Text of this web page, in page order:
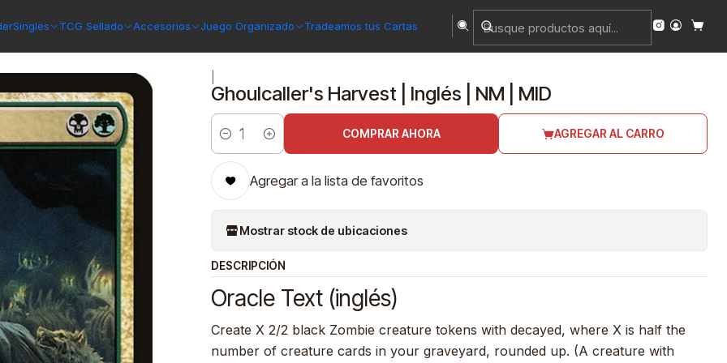
Singles TCG Sellado Accesorios Juego Organizado Tradeamos tus Cartas
Hunt Ghoulcaller's Harvest | Inglés | NM | MID
Ghoulcaller's Harvest | Inglés | NM | MID
Cantidad
AGREGAR AL CARRO
COMPRAR AHORA
Agregar a la lista de favoritos
Mostrar stock de ubicaciones
DESCRIPCIÓN
Oracle Text (inglés)
Create X 2/2 black Zombie creature tokens with decayed, where X is half the
number of creature cards in your graveyard, rounded up. (A creature with